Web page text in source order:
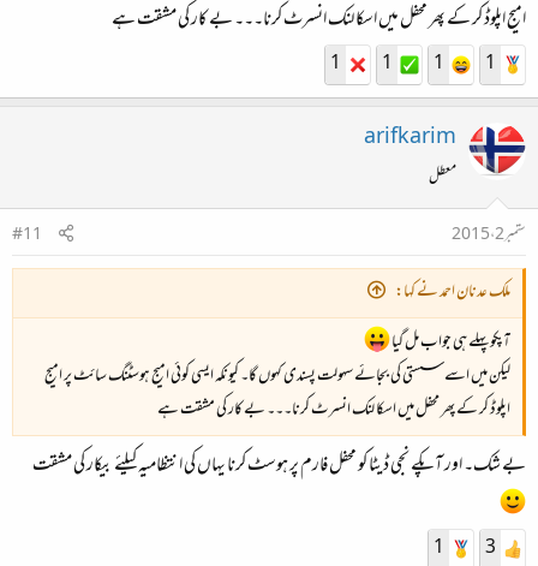
امیج اپلوڈ کر کے پھر محفل میں اسکا لنک انسرٹ کرنا۔۔۔ بے کار کی مشقت ہے
1
1
1
1
arifkarim
معطل
ستمبر 2، 2015
#11
ملک عدنان احمد نے کہا:
آپکو پہلے ہی جواب مل گیا
لیکن میں اسے سستی کی بجائے سہولت پسندی کہوں گا۔ کیونکہ ایسی کوئی امیج ہوسٹنگ سائٹ پر امیج
اپلوڈ کر کے پھر محفل میں اسکا لنک انسرٹ کرنا۔۔۔ بے کار کی مشقت ہے
بے شک۔ اور آپکے نجی ڈیٹا کو محفل فارم پر ہوسٹ کرنا یہاں کی انتظامیہ کیلئے بیکار کی مشقت
3
1